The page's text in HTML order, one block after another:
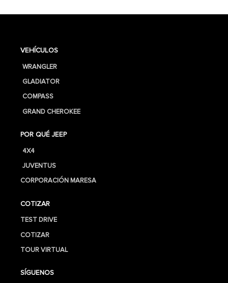
VEHÍCULOS
WRANGLER
GLADIATOR
COMPASS
GRAND CHEROKEE
POR QUÉ JEEP
4X4
JUVENTUS
CORPORACIÓN MARESA
COTIZAR
TEST DRIVE
COTIZAR
TOUR VIRTUAL
SÍGUENOS